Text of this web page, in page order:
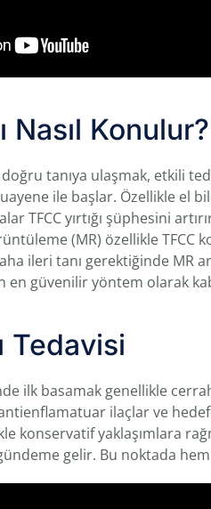
Nasıl Konulur?
tanıya ulaşmak, etkili
ile başlar. Özellikle el
TFCC yırtığı şüphesini
(MR) özellikle TFCC
ileri tanı gerektiğinde
en güvenilir yöntem olarak
Tedavisi
ilk basamak genellikle
ilaçlar ve
konservatif yaklaşımlara
gelir. Bu noktada hem